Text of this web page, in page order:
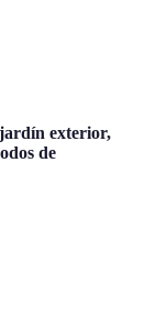
exterior,
de